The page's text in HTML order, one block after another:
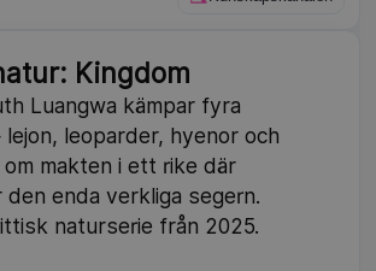
Kingdom
Luangwa kämpar fyra
leoparder, hyenor och
makten i ett rike där
enda verkliga segern.
naturserie från 2025.